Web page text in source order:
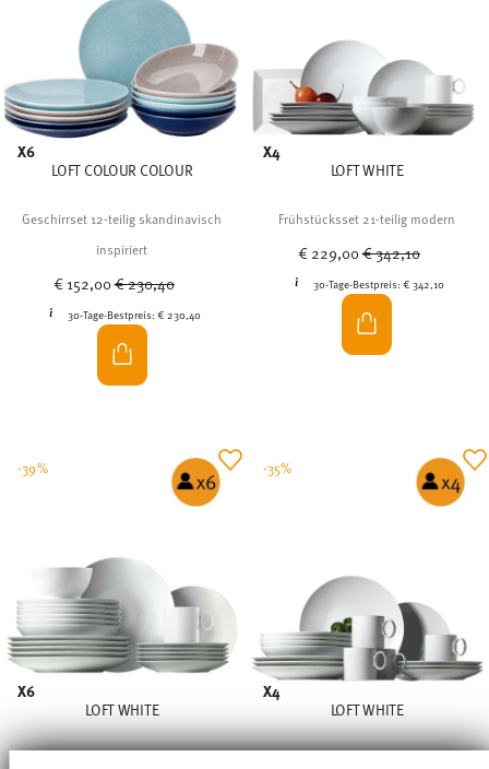
X6
LOFT COLOUR COLOUR
Geschirrset 12-teilig skandinavisch
inspiriert
€ 152,00Price reduced from
€ 230,40
30-Tage-Bestpreis: € 230,40
X4
LOFT WHITE
Frühstücksset 21-teilig modern
€ 229,00Price reduced from
€ 342,10
30-Tage-Bestpreis:€ 342,10
X6
LOFT WHITE
-39%
X4
LOFT WHITE
-35%